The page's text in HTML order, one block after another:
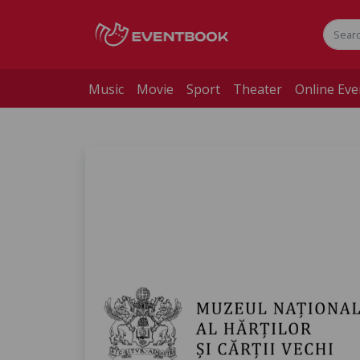
Music Movie Sport Theater Online